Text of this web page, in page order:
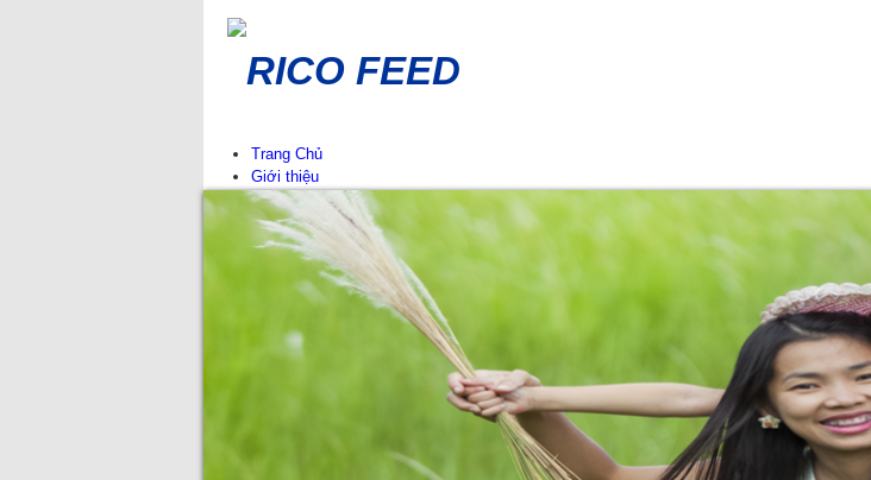
RICO FEED
Trang Chủ
Giới thiệu
Lịch sử hình thành
Giá trị cốt lõi
Công ty thành viên
Mạng lưới phân phối
Tin Tức
Sự kiện tại RICO FEED
Tin chuyên ngành
Thức ăn cho heo
Thức ăn cho gà